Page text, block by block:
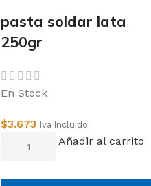
pasta soldar lata
250gr
En Stock
$3.673 Iva Incluido
Añadir al carrito